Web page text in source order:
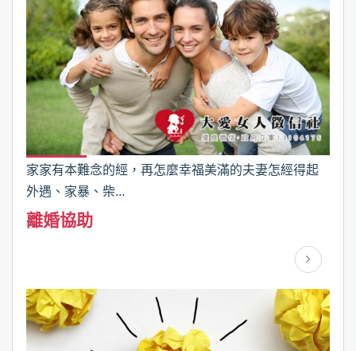
家家有本難念的經，再怎麼幸福美滿的夫妻怎經得起
外遇、家暴、柴...
離婚協助